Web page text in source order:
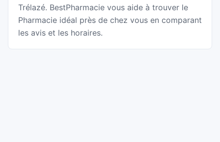
Trélazé. BestPharmacie vous aide à trouver le
Pharmacie idéal près de chez vous en comparant
les avis et les horaires.